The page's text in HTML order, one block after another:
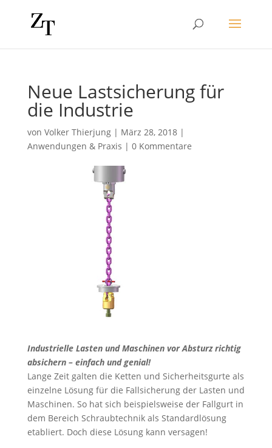
Neue Lastsicherung für
die Industrie
von Volker Thierjung| März 28, 2018|
Anwendungen & Praxis | 0 Kommentare
Industrielle Lasten und Maschinen vor Absturz richtig
absichern – einfach und genial!
Lange Zeit galten die Ketten und Sicherheitsgurte als
einzelne Lösung für die Fallsicherung der Lasten und
Maschinen. So hat sich beispielsweise der Fallgurt in
dem Bereich Schraubtechnik als Standardlösung
etabliert. Doch diese Lösung kann versagen!